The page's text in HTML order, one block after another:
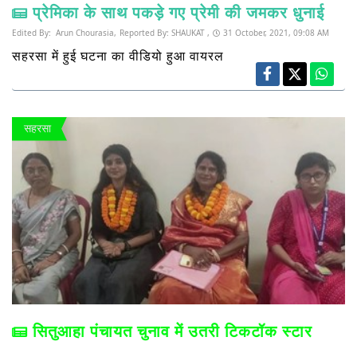
प्रेमिका के साथ पकड़े गए प्रेमी की जमकर धुनाई
Edited By: Arun Chourasia, Reported By: SHAUKAT , 31 October, 2021, 09:08 AM
सहरसा में हुई घटना का वीडियो हुआ वायरल
सहरसा
सितुआहा पंचायत चुनाव में उतरी टिकटॉक स्टार